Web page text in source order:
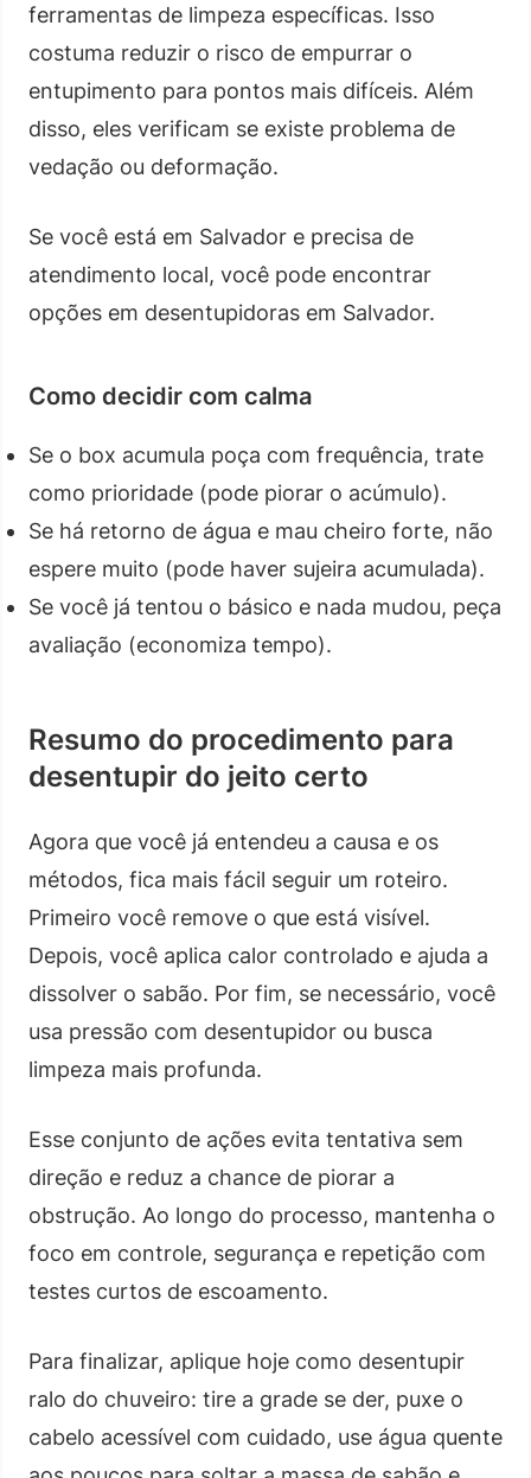
ferramentas de limpeza específicas. Isso
costuma reduzir o risco de empurrar o
entupimento para pontos mais difíceis. Além
disso, eles verificam se existe problema de
vedação ou deformação.
Se você está em Salvador e precisa de
atendimento local, você pode encontrar
opções em desentupidoras em Salvador.
Como decidir com calma
Se o box acumula poça com frequência, trate
como prioridade (pode piorar o acúmulo).
Se há retorno de água e mau cheiro forte, não
espere muito (pode haver sujeira acumulada).
Se você já tentou o básico e nada mudou, peça
avaliação (economiza tempo).
Resumo do procedimento para
desentupir do jeito certo
Agora que você já entendeu a causa e os
métodos, fica mais fácil seguir um roteiro.
Primeiro você remove o que está visível.
Depois, você aplica calor controlado e ajuda a
dissolver o sabão. Por fim, se necessário, você
usa pressão com desentupidor ou busca
limpeza mais profunda.
Esse conjunto de ações evita tentativa sem
direção e reduz a chance de piorar a
obstrução. Ao longo do processo, mantenha o
foco em controle, segurança e repetição com
testes curtos de escoamento.
Para finalizar, aplique hoje como desentupir
ralo do chuveiro: tire a grade se der, puxe o
cabelo acessível com cuidado, use água quente